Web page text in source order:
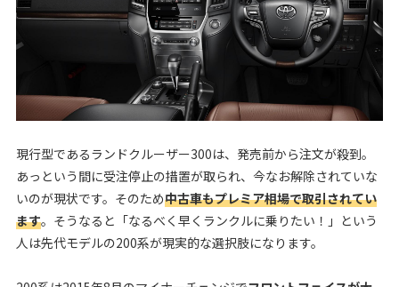
現行型であるランドクルーザー300は、発売前から注文が殺到。
あっという間に受注停止の措置が取られ、今なお解除されていな
いのが現状です。そのため中古車もプレミア相場で取引されてい
ます。そうなると「なるべく早くランクルに乗りたい！」という
人は先代モデルの200系が現実的な選択肢になります。